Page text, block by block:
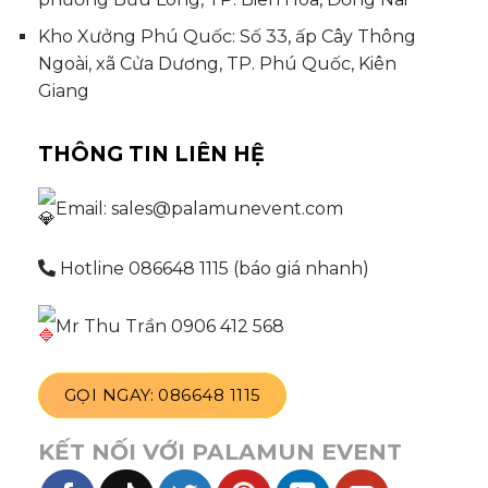
Kho Xưởng Phú Quốc: Số 33, ấp Cây Thông
Ngoài, xã Cửa Dương, TP. Phú Quốc, Kiên
Giang
THÔNG TIN LIÊN HỆ
Email: sales@palamunevent.com
Hotline 086648 1115 (báo giá nhanh)
Mr Thu Trần 0906 412 568
GỌI NGAY: 086648 1115
KẾT NỐI VỚI PALAMUN EVENT